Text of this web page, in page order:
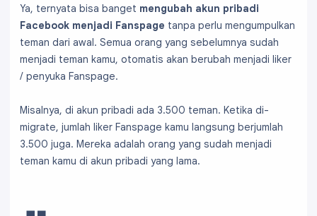
Ya, ternyata bisa banget mengubah akun pribadi
Facebook menjadi Fanspage tanpa perlu mengumpulkan
teman dari awal. Semua orang yang sebelumnya sudah
menjadi teman kamu, otomatis akan berubah menjadi liker
/ penyuka Fanspage.
Misalnya, di akun pribadi ada 3.500 teman. Ketika di-
migrate, jumlah liker Fanspage kamu langsung berjumlah
3.500 juga. Mereka adalah orang yang sudah menjadi
teman kamu di akun pribadi yang lama.